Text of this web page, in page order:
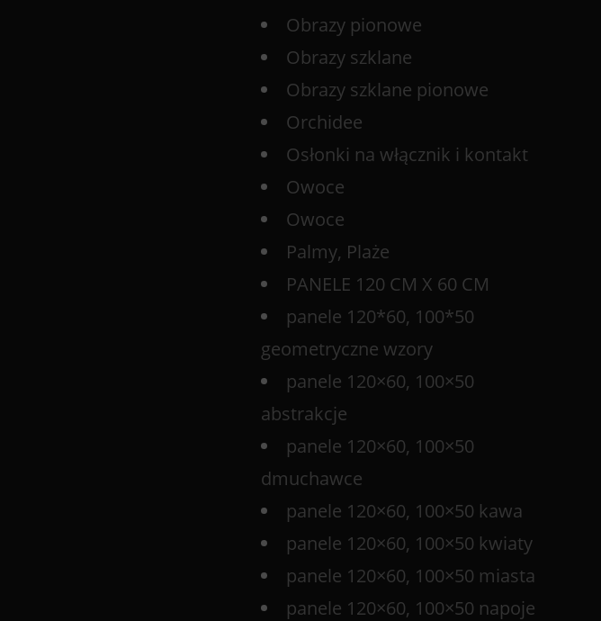
Obrazy pionowe
Obrazy szklane
Obrazy szklane pionowe
Orchidee
Osłonki na włącznik i kontakt
Owoce
Owoce
Palmy, Plaże
PANELE 120 CM X 60 CM
panele 120*60, 100*50
geometryczne wzory
panele 120×60, 100×50
abstrakcje
panele 120×60, 100×50
dmuchawce
panele 120×60, 100×50 kawa
panele 120×60, 100×50 kwiaty
panele 120×60, 100×50 miasta
panele 120×60, 100×50 napoje